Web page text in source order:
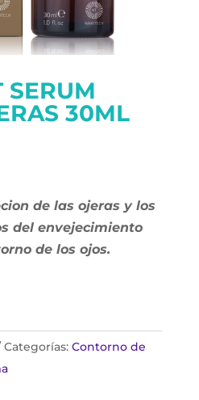
SERUM
30ML
de las ojeras y los
del envejecimiento
de los ojos.
Categorías: Contorno de